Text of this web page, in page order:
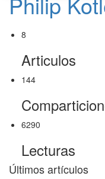
8
Articulos
144
6290
Lecturas
Últimos artículos